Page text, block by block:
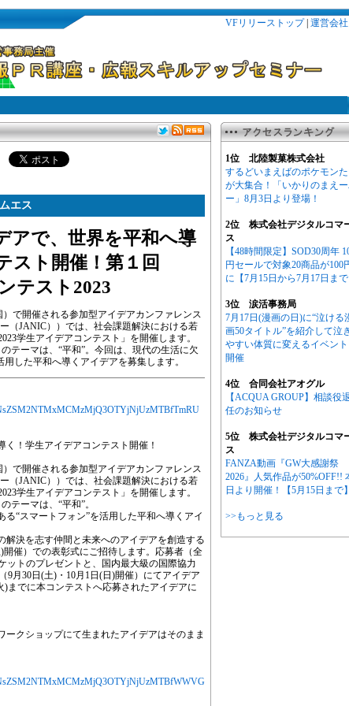
VFリリーストップ| 運営会社
エス
アで、世界を平和へ導
スト開催！第１回
テスト2023
で開催される参加型アイデアカンファレンス
（JANIC））では、社会課題解決における若
学生アイデアコンテスト」を開催します。
テーマは、“平和”。今回は、現代の生活に欠
した平和へ導くアイデアを募集します。
！学生アイデアコンテスト開催！
で開催される参加型アイデアカンファレンス
（JANIC））では、社会課題解決における若
学生アイデアコンテスト」を開催します。
テーマは、“平和”。
“スマートフォン”を活用した平和へ導くアイ
解決を志す仲間と未来へのアイデアを創造する
催）での表彰式にご招待します。応募者（全
ットのプレゼントと、国内最大級の国際協力
9月30日(土)・10月1日(日)開催）にてアイデア
までに本コンテストへ応募されたアイデアに
クショップにて生まれたアイデアはそのまま
1位 北陸製菓株式会社
するどいまえばのポケモン
が大集合！「いかりのまえ
ー」8月3日より登場！
2位 株式会社デジタルコマ
ス
【48時間限定】SOD30周年
円セールで対象20商品が100
に【7月15日から7月17日まで
3位 涙活事務局
7月17日(漫画の日)に“泣ける
画50タイトル”を紹介して泣
やすい体質に変えるイベン
開催
4位 合同会社アオグル
【ACQUA GROUP】相談役
任のお知らせ
5位 株式会社デジタルコマ
ス
FANZA動画『GW大感謝祭
2026』人気作品が50%OFF!!
日より開催！【5月15日まで】
>>もっと見る